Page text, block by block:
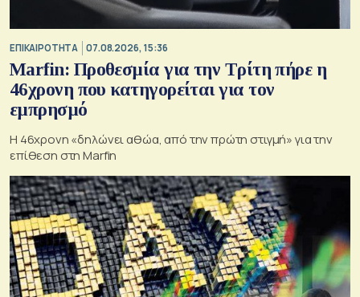
ΕΠΙΚΑΙΡΟΤΗΤΑ 07.08.2026, 15:36
Marfin: Προθεσμία για την Τρίτη πήρε η
46χρονη που κατηγορείται για τον
εμπρησμό
H 46χρονη «δηλώνει αθώα, από την πρώτη στιγμή» για την
επίθεση στη Marfin